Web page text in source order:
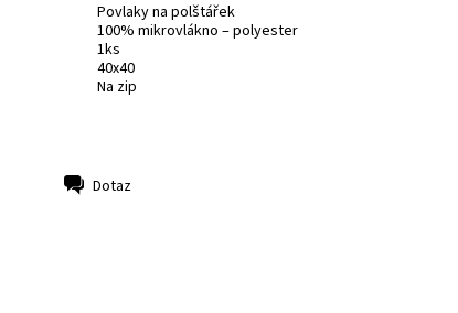
Povlaky na polštářek
100% mikrovlákno – polyester
1ks
40x40
Na zip
Dotaz